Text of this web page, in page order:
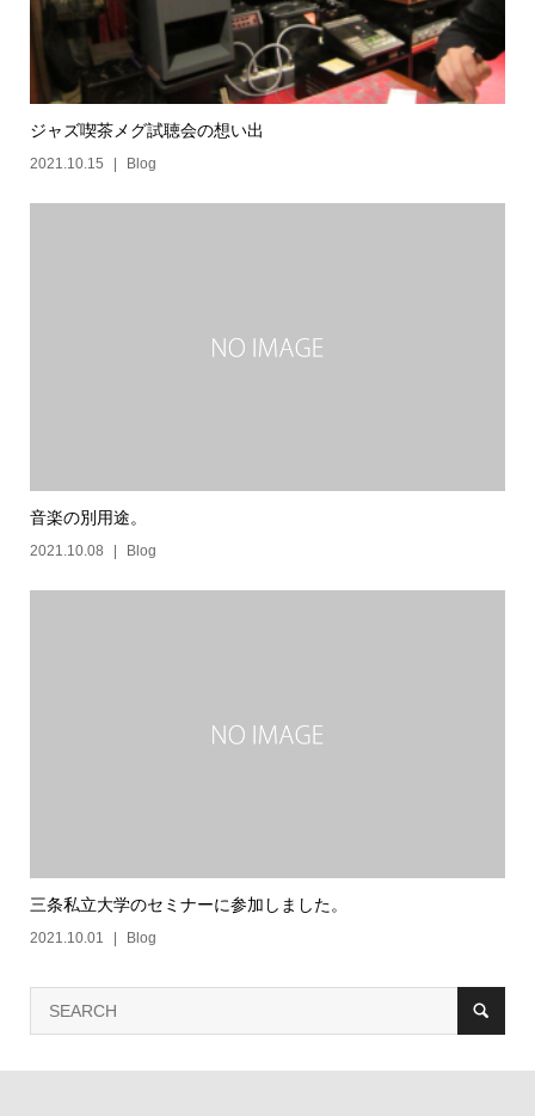
ジャズ喫茶メグ試聴会の想い出
2021.10.15 Blog
音楽の別用途。
2021.10.08 Blog
三条私立大学のセミナーに参加しました。
2021.10.01 Blog